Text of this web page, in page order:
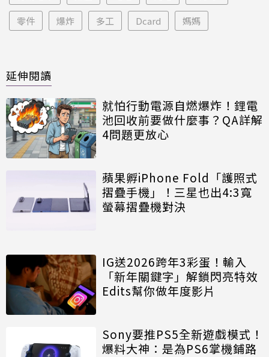
零件 爆炸 多工 Dcard 媽媽
延伸閱讀
就怕行動電源自燃爆炸！鋰電
池回收前要做什麼事？QA詳解
4問題更放心
蘋果孵iPhone Fold「護照式
摺疊手機」！三星也出4:3寬
螢幕摺疊機對決
IG送2026跨年3彩蛋！輸入
「新年關鍵字」解鎖閃亮特效
Edits幫你做年度影片
Sony要推PS5全新遊戲模式！
爆料大神：是為PS6掌機鋪路